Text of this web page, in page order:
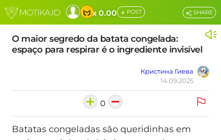
x 0.00 + POST
O maior segredo da batata congelada:
espaço para respirar é o ingrediente invisível
Кристина Гиева
14.09.2025
SHARE
0
Batatas congeladas são queridinhas em